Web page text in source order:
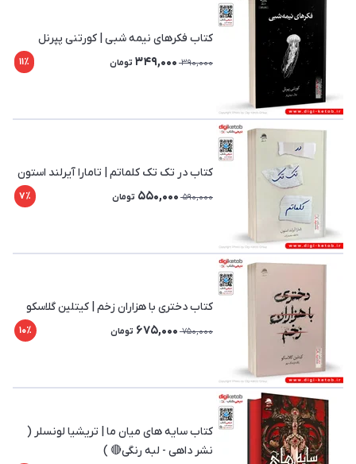
کتاب فکرهای نیمه شبی | کورتنی پپرنل
390,000
349,000 تومان 11٪
کتاب در تک تک کلماتم | تامارا آیرلند استون
590,000
550,000 تومان 7٪
کتاب دختری با هزاران زخم | کیتلین گلاسکو
750,000
675,000 تومان 10٪
کتاب سایه های میان ما | تریشیا لونسلر (
نشر داهی - لبه رنگی🔴 )